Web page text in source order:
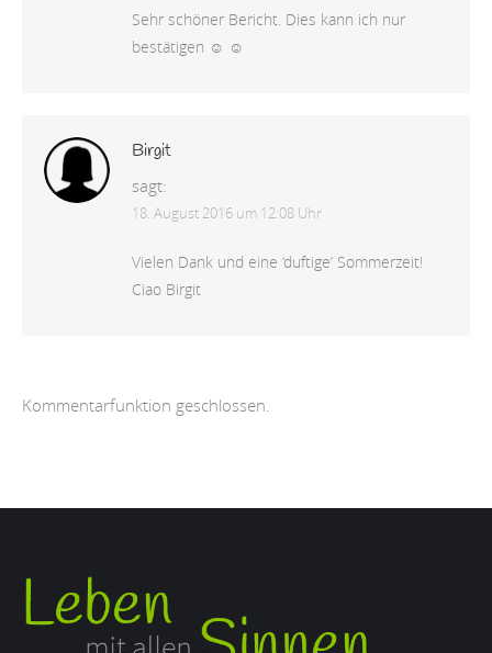
Sehr schöner Bericht. Dies kann ich nur
bestätigen ☺ ☺
Birgit
sagt:
18. August 2016 um 12:08 Uhr
Vielen Dank und eine ‘duftige’ Sommerzeit!
Ciao Birgit
Kommentarfunktion geschlossen.